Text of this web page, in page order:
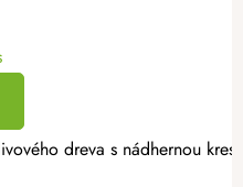
dreva s nádhernou